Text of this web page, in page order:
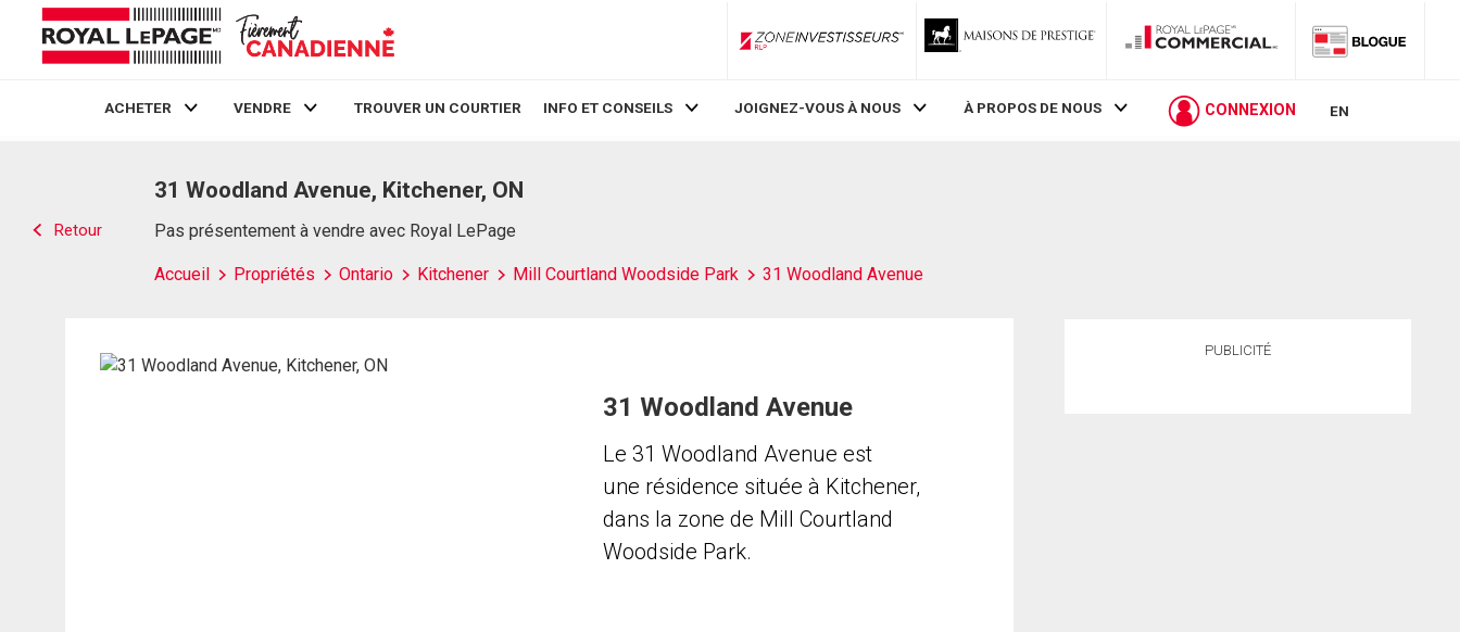
ZoneInvestisseurs RLP
ACHETER VENDRE TROUVER UN COURTIER INFO ET CONSEILS JOIGNEZ-VOUS À NOUS À PROPOS DE NOUS CONNEXION EN
Retour
31 Woodland Avenue, Kitchener, ON
Pas présentement à vendre avec Royal LePage
Accueil Propriétés Ontario Kitchener Mill Courtland Woodside Park 31 Woodland Avenue
31 Woodland Avenue
Le 31 Woodland Avenue est
une résidence située à Kitchener,
dans la zone de Mill Courtland
Woodside Park.
PUBLICITÉ